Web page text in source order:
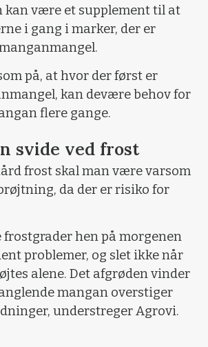
kan være et supplement til at
i gang i marker, der er
på, at hvor der først er
kan devære behov for
flere gange.
svide ved frost
frost skal man være varsom
da der er risiko for
frostgrader hen på morgenen
problemer, og slet ikke når
alene. Det afgrøden vinder
mangan overstiger
understreger Agrovi.